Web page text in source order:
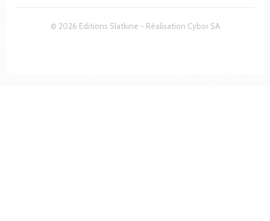
© 2026 Editions Slatkine - Réalisation Cybor SA